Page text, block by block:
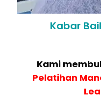
Kabar
Kami
Pelatihan